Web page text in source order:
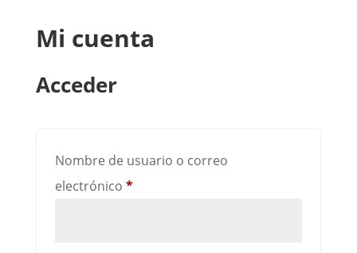
Mi cuenta
Acceder
Nombre de usuario o correo
electrónico *Obligatorio